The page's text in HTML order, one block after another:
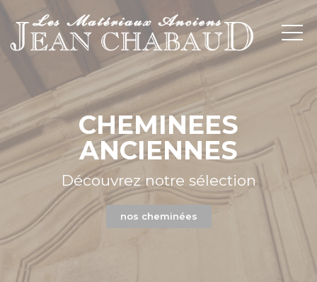
PILIERS ANCIENS
Découvrez notre sélection
Nos piliers anciens